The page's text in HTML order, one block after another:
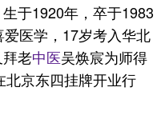
于1920年，卒于1983
医学，17岁考入华北
老中医吴焕宸为师得
京东四挂牌开业行